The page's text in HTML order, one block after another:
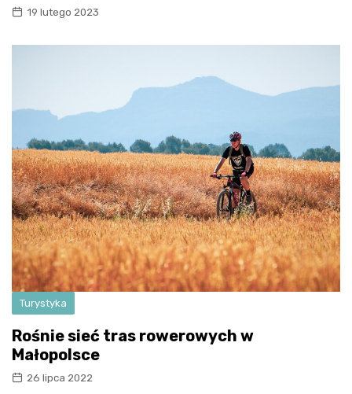
19 lutego 2023
Turystyka
Rośnie sieć tras rowerowych w
Małopolsce
26 lipca 2022